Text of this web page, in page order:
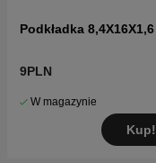
Podkładka 8,4X16X1,6
9PLN
W magazynie
Kup!